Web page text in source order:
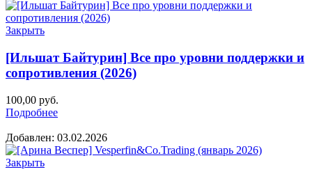
Закрыть
[Ильшат Байтурин] Все про уровни поддержки и
сопротивления (2026)
100,00 руб.
Подробнее
Добавлен: 03.02.2026
Закрыть